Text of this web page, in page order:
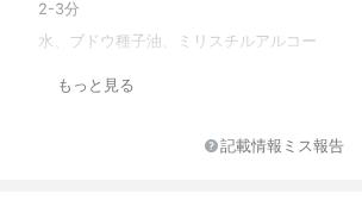
2-3分
水、ブドウ種子油、ミリスチルアルコー
ミン、ベヘントリモニウムクロリド、ステ
イヨウオオバコ種子エキス、ダイズ芽エキ
もっと見る
記載情報ミス報告